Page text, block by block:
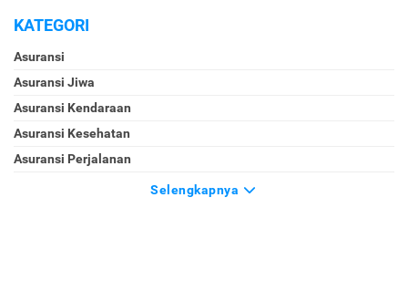
KATEGORI
Asuransi
Asuransi Jiwa
Asuransi Kendaraan
Asuransi Kesehatan
Asuransi Perjalanan
Selengkapnya